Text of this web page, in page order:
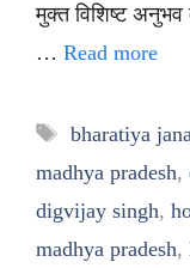
मुक्त विशिष्ट
… Read more
Tags
bharatiya
madhya pradesh,
digvijay singh,
madhya pradesh,